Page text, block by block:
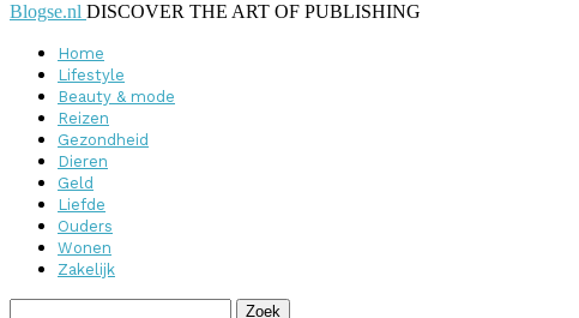
Blogse.nl DISCOVER THE ART OF PUBLISHING
Home
Lifestyle
Beauty & mode
Reizen
Gezondheid
Dieren
Geld
Liefde
Ouders
Wonen
Zakelijk